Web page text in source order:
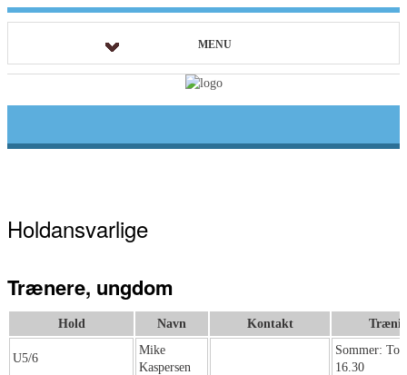
MENU
Holdansvarlige
Trænere, ungdom
Hold Navn Kontakt
U5/6
Mike
Kaspersen
Sommer:
16.30